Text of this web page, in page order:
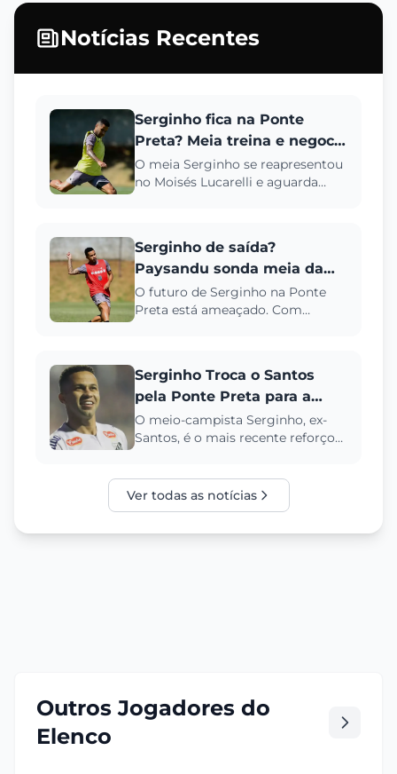
Notícias Recentes
Serginho fica na Ponte
Preta? Meia treina e negocia
permanência para 2026
O meia Serginho se reapresentou
no Moisés Lucarelli e aguarda
Serginho de saída?
Paysandu sonda meia da
Ponte Preta sob greve
O futuro de Serginho na Ponte
Preta está ameaçado. Com
Serginho Troca o Santos
pela Ponte Preta para a
Temporada de 2025
O meio-campista Serginho, ex-
Santos, é o mais recente reforço
Ver todas as notícias
Outros Jogadores do
Elenco